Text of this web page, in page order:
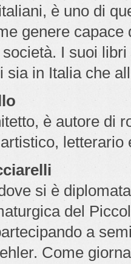
è uno di
genere
I suoi
sia in Italia che
è autore di
si è
del
a
Come